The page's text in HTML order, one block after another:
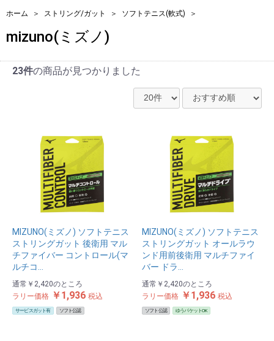
ホーム ＞ ストリング/ガット ＞ ソフトテニス(軟式) ＞
mizuno(ミズノ)
23件の商品が見つかりました
MIZUNO(ミズノ) ソフトテニス
ストリングガット 後衛用 マル
チファイバー コントロール(マ
ルチコ…
通常 ￥2,420のところ
ラリー価格 ￥1,936 税込
サービスガット有 ソフト公認
MIZUNO(ミズノ) ソフトテニス
ストリングガット オールラウ
ンド用前後衛用 マルチファイ
バー ドラ…
通常 ￥2,420のところ
ラリー価格 ￥1,936 税込
ソフト公認 ゆうパケットOK